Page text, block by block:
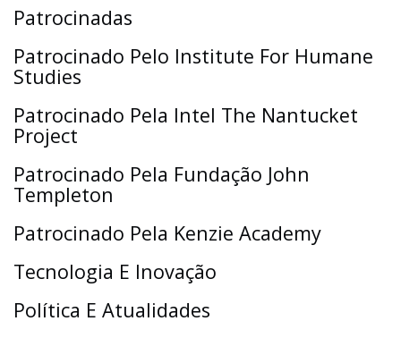
Patrocinadas
Patrocinado Pelo Institute For Humane
Studies
Patrocinado Pela Intel The Nantucket
Project
Patrocinado Pela Fundação John
Templeton
Patrocinado Pela Kenzie Academy
Tecnologia E Inovação
Política E Atualidades